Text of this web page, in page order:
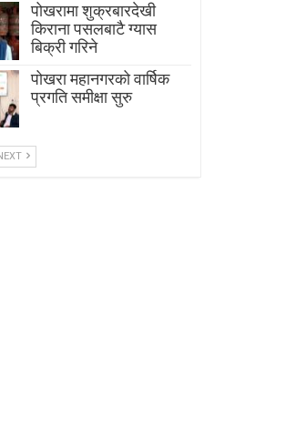
पोखरामा शुक्रबारदेखी
किराना पसलबाटै ग्यास
बिक्री गरिने
पोखरा महानगरको वार्षिक
प्रगति समीक्षा सुरु